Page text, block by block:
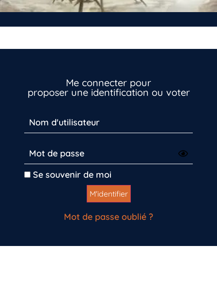
Me connecter pour
proposer une identification ou voter
Se souvenir de moi
Mot de passe oublié ?
Inscrivez-vous dès maintenant